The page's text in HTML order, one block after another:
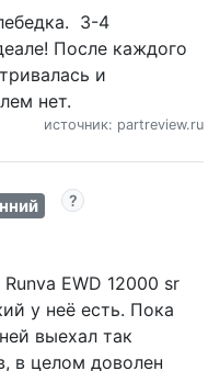
3-4
После каждого
и
нет.
источник: partreview.ru
EWD 12000 sr
у неё есть. Пока
выехал так
в целом доволен